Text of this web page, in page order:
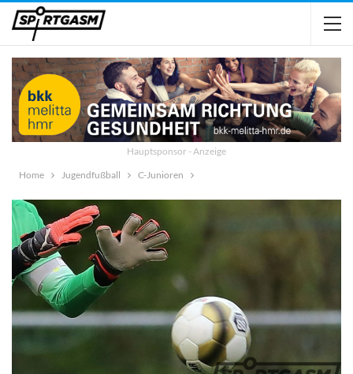
Hauptsponsor - Anzeige
Home
Jugendfußball C-Junioren